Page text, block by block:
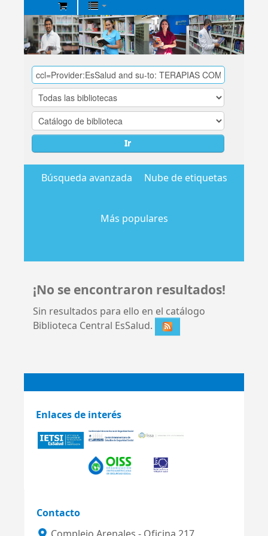
Biblioteca
Central
EsSalud
Ir
Búsqueda avanzada Nube de etiquetas
Más populares
¡No se encontraron resultados!
Sin resultados para ello en el catálogo
Biblioteca Central EsSalud.
Enlaces de interés
Contacto